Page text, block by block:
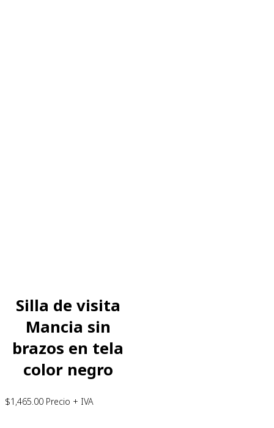
Silla de visita
Mancia sin
brazos en tela
color negro
$1,465.00 Precio + IVA